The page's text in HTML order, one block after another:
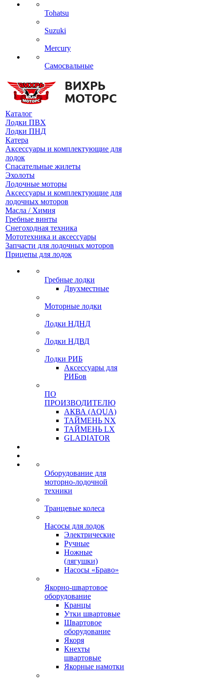
Tohatsu
Suzuki
Mercury
Самосвальные
Каталог
Лодки ПВХ
Лодки ПНД
Катера
Аксессуары и комплектующие для
лодок
Спасательные жилеты
Эхолоты
Лодочные моторы
Аксессуары и комплектующие для
лодочных моторов
Масла / Химия
Гребные винты
Снегоходная техника
Мототехника и аксессуары
Запчасти для лодочных моторов
Прицепы для лодок
Гребные лодки
Двухместные
Моторные лодки
Лодки НДНД
Лодки НДВД
Лодки РИБ
Аксессуары для
РИБов
ПО
ПРОИЗВОДИТЕЛЮ
АКВА (AQUA)
ТАЙМЕНЬ NX
ТАЙМЕНЬ LX
GLADIATOR
Оборудование для
моторно-лодочной
техники
Транцевые колеса
Насосы для лодок
Электрические
Ручные
Ножные
(лягушки)
Насосы «Браво»
Якорно-швартовое
оборудование
Кранцы
Утки швартовые
Швартовое
оборудование
Якоря
Кнехты
швартовые
Якорные намотки